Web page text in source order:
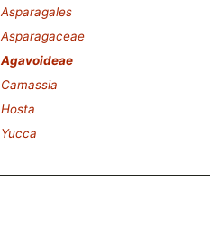
Asparagales
Asparagaceae
Agavoideae
Camassia
Hosta
Yucca